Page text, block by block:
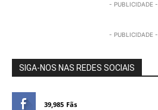
- PUBLICIDADE -
- PUBLICIDADE -
SIGA-NOS NAS REDES SOCIAIS
39,985 Fãs